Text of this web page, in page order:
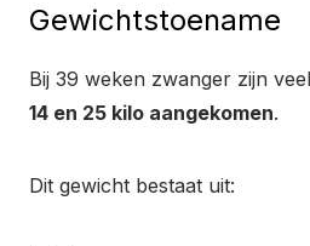
Gewichtstoename
Bij 39 weken zwanger zijn
14 en 25 kilo aangekomen.
Dit gewicht bestaat uit: